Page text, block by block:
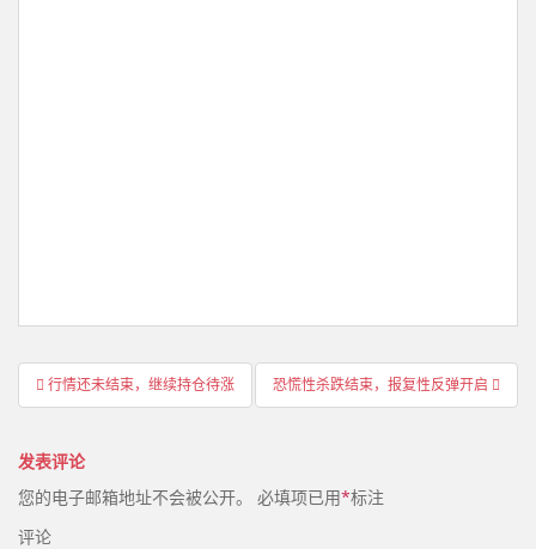
文
章
航
行情还未结束，继续持仓待涨 恐慌性杀跌结束，报复性反弹开启
发表评论
您的电子邮箱地址不会被公开。 必填项已用*标注
评论